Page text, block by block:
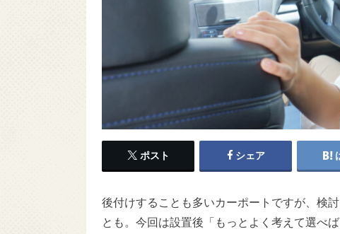
ポスト シェア
後付けすることも多いカーポートですが、検
とも。今回は設置後「もっとよく考えて選べ